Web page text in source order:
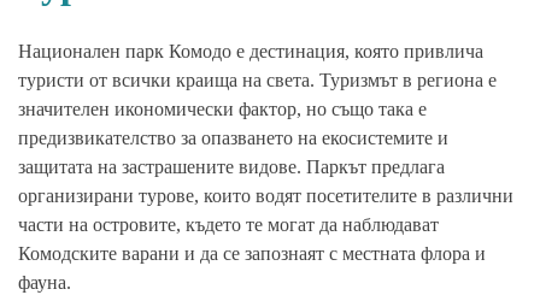
Национален парк Комодо е дестинация, която привлича
туристи от всички краища на света. Туризмът в региона е
значителен икономически фактор, но също така е
предизвикателство за опазването на екосистемите и
защитата на застрашените видове. Паркът предлага
организирани турове, които водят посетителите в различни
части на островите, където те могат да наблюдават
Комодските варани и да се запознаят с местната флора и
фауна.